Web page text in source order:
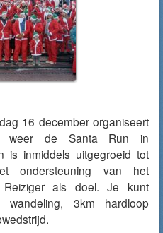
16 december organiseert
weer de Santa Run in
is inmiddels uitgegroeid tot
ondersteuning van het
Reiziger als doel. Je kunt
3km hardloop